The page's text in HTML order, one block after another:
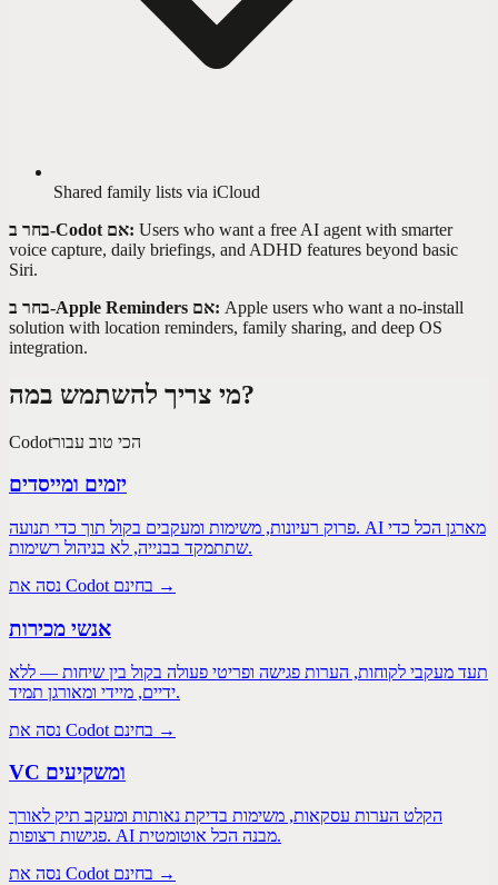
Shared family lists via iCloud
בחר ב-Codot אם: Users who want a free AI agent with smarter
voice capture, daily briefings, and ADHD features beyond basic
Siri.
בחר ב-Apple Reminders אם: Apple users who want a no-install
solution with location reminders, family sharing, and deep OS
integration.
מי צריך להשתמש במה?
Codotהכי טוב עבור
יזמים ומייסדים
פרוק רעיונות, משימות ומעקבים בקול תוך כדי תנועה. AI מארגן הכל כדי
שתתמקד בבנייה, לא בניהול רשימות.
נסה את Codot בחינם →
אנשי מכירות
תעד מעקבי לקוחות, הערות פגישה ופריטי פעולה בקול בין שיחות — ללא
ידיים, מיידי ומאורגן תמיד.
נסה את Codot בחינם →
VC ומשקיעים
הקלט הערות עסקאות, משימות בדיקת נאותות ומעקב תיק לאורך
פגישות רצופות. AI מבנה הכל אוטומטית.
נסה את Codot בחינם →